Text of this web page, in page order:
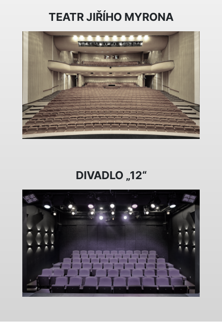
TEATR JIŘÍHO MYRONA
DIVADLO „12“